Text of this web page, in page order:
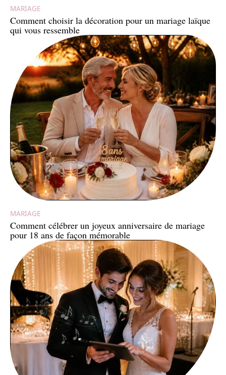
MARIAGE
Comment choisir la décoration pour un mariage laïque
qui vous ressemble
MARIAGE
Comment célébrer un joyeux anniversaire de mariage
pour 18 ans de façon mémorable